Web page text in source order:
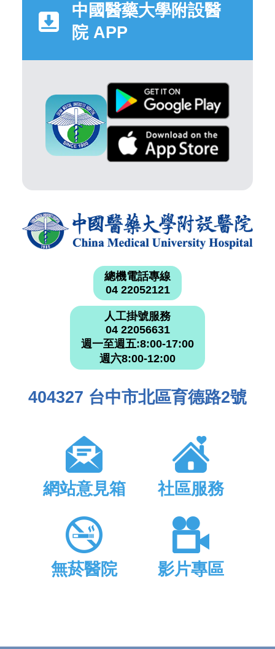
中國醫藥大學附設醫
院 APP
總機電話專線
04 22052121
人工掛號服務
04 22056631
週一至週五:8:00-17:00
週六8:00-12:00
404327 台中市北區育德路2號
網站意見箱 社區服務
無菸醫院 影片專區